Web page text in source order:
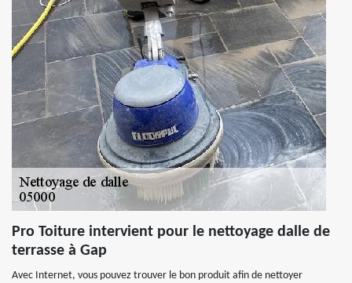
Pro Toiture intervient pour le nettoyage dalle de
terrasse à Gap
Avec Internet, vous pouvez trouver le bon produit afin de nettoyer